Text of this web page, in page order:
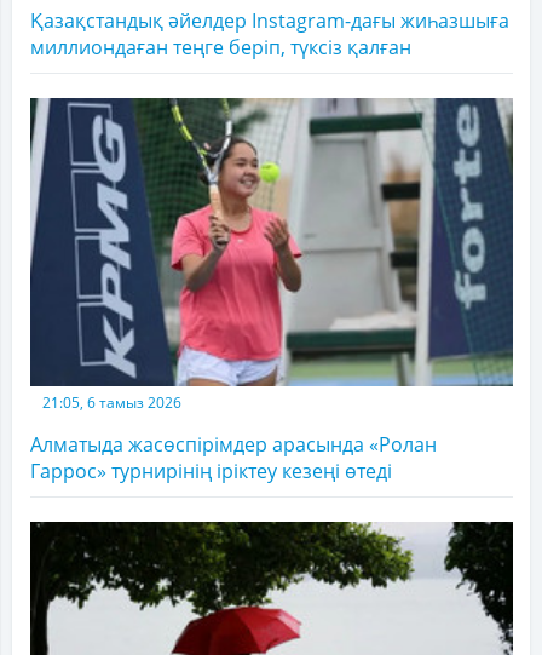
Қазақстандық әйелдер Instagram-дағы жиһазшыға
миллиондаған теңге беріп, түксіз қалған
21:05, 6 тамыз 2026
Алматыда жасөспірімдер арасында «Ролан
Гаррос» турнирінің іріктеу кезеңі өтеді